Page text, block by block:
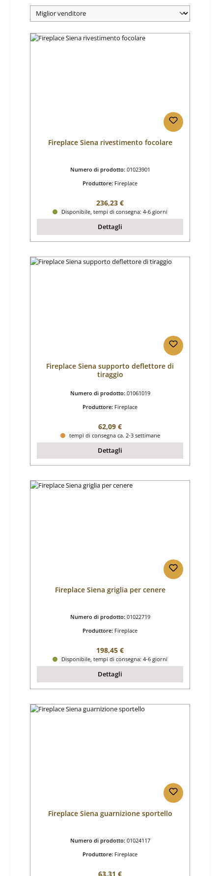
Fireplace Siena rivestimento focolare
Numero di prodotto: 01023901
Produttore: Fireplace
Prezzo normale:
236,23 €
Disponibile, tempi di consegna: 4-6 giorni
Dettagli
Fireplace Siena supporto deflettore di
tiraggio
Numero di prodotto: 01061019
Produttore: Fireplace
Prezzo normale:
62,09 €
tempi di consegna ca. 2-3 settimane
Dettagli
Fireplace Siena griglia per cenere
Numero di prodotto: 01022719
Produttore: Fireplace
Prezzo normale:
198,45 €
Disponibile, tempi di consegna: 4-6 giorni
Dettagli
Fireplace Siena guarnizione sportello
Numero di prodotto: 01024117
Produttore: Fireplace
Prezzo normale:
63,31 €